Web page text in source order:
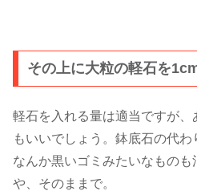
その上に大粒の軽石を
軽石を入れる量は適当ですが
もいいでしょう。鉢底石の代わ
なんか黒いゴミみたいなもの
や、そのままで。